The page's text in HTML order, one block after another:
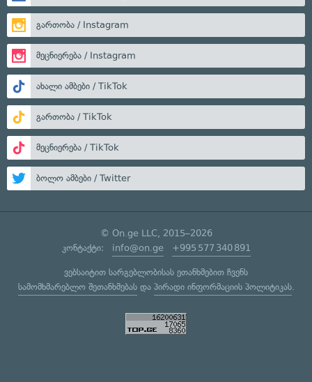
გართობა / Instagram
მეცნიერება / Instagram
ახალი ამბები / TikTok
გართობა / TikTok
მეცნიერება / TikTok
ბოლო ამბები / Twitter
© On.ge LLC, 2015–2026
კონტაქტი: info@on.ge +995 577 340 891
ვებსაიტით სარგებლობისას ეთანხმებით ჩვენს
სამომხმარებლო შეთანხმებასდა პირადი ინფორმაციის პოლიტიკას.